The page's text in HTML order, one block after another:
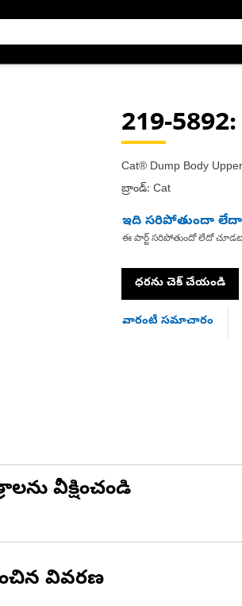
219-5892
Cat® Dump Body
బ్రాండ్: Cat
ఇది సరిపోతుందా లేదా
ఈ పార్ట్ సరిపోతుందో లేదో
ధరను చెక్ చేయండి
వారంటీ సమాచారం
వీక్షించండి
వివరణ